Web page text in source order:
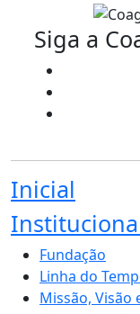
Siga a
Inicial
Fundação
Linha do
Missão, Visão